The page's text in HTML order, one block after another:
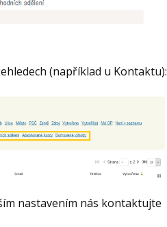
(například u Kontaktu):
nastavením nás kontaktujte